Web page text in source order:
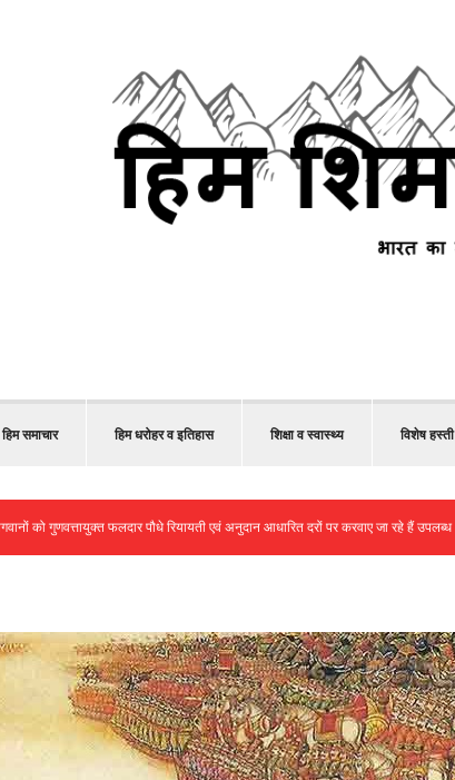
हिम समाचार हिम धरोहर व इतिहास शिक्षा व स्वास्थ्य विशेष हस्ती
गुणवत्तायुक्त फलदार पौधे रियायती एवं अनुदान आधारित दरों पर करवाए जा रहे हैं उपलब्ध •